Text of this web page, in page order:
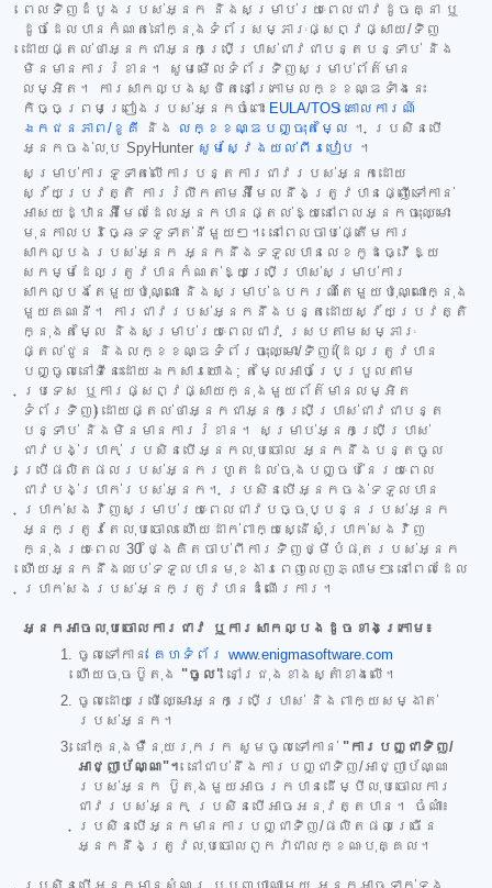
ពេលទិញដំបូងរបស់អ្នក និងសម្រាប់រយៈពេលជាវដូចគ្នា ឬ
ដូចដែលបានកំណត់នៅក្នុងទំព័រសម្ភារៈផ្សព្វផ្សាយ/ទិញ
ដោយផ្តល់ថាអ្នកជាអ្នកប្រើប្រាស់ជាវជាបន្តបន្ទាប់ និង
មិនមានការរំខាន។ សូមមើលទំព័រទិញសម្រាប់ព័ត៌មាន
លម្អិត។ ការសាកល្បងស្ថិតនៅក្រោមលក្ខខណ្ឌទាំងនេះ
កិច្ចព្រមព្រៀងរបស់អ្នកចំពោះ EULA/TOS គោលការណ៍
ឯកជនភាព/ខូគី
និង លក្ខខណ្ឌបញ្ចុះតម្លៃ ។ ប្រសិនបើ
អ្នកចង់លុប SpyHunter សូមស្វែងយល់ពីរបៀប ។
សម្រាប់ការទូទាត់លើការបន្តការជាវរបស់អ្នកដោយ
ស្វ័យប្រវត្តិ ការរំលឹកតាមអ៊ីមែលនឹងត្រូវបានផ្ញើទៅកាន់
អាសយដ្ឋានអ៊ីមែលដែលអ្នកបានផ្តល់ឱ្យនៅពេលអ្នកចុះឈ្មោះ
មុនកាលបរិច្ឆេទទូទាត់នីមួយៗ។ នៅពេលចាប់ផ្តើមការ
សាកល្បងរបស់អ្នក អ្នកនឹងទទួលបានលេខកូដធ្វើឱ្យ
សកម្មដែលត្រូវបានកំណត់ឱ្យប្រើប្រាស់សម្រាប់ការ
សាកល្បងតែមួយប៉ុណ្ណោះ និងសម្រាប់ឧបករណ៍តែមួយប៉ុណ្ណោះក្នុង
មួយគណនី។ ការជាវរបស់អ្នកនឹងបន្តដោយស្វ័យប្រវត្តិ
ក្នុងតម្លៃ និងសម្រាប់រយៈពេលជាវ ស្របតាមសម្ភារៈ
ផ្តល់ជូន និងលក្ខខណ្ឌទំព័រចុះឈ្មោះ/ទិញ (ដែលត្រូវបាន
បញ្ចូលនៅទីនេះដោយឯកសារយោង; តម្លៃអាចប្រែប្រួលតាម
ប្រទេស ឬការផ្សព្វផ្សាយក្នុងមួយព័ត៌មានលម្អិត
ទំព័រទិញ) ដោយផ្តល់ថាអ្នកជាអ្នកប្រើប្រាស់ជាវជាបន្ត
បន្ទាប់ និងមិនមានការរំខាន។ សម្រាប់អ្នកប្រើប្រាស់
ជាវបង់ប្រាក់ ប្រសិនបើអ្នកលុបចោល អ្នកនឹងបន្តចូល
ប្រើផលិតផលរបស់អ្នករហូតដល់ចុងបញ្ចប់នៃរយៈពេល
ជាវបង់ប្រាក់របស់អ្នក។ ប្រសិនបើអ្នកចង់ទទួលបាន
ប្រាក់សងវិញសម្រាប់រយៈពេលជាវបច្ចុប្បន្នរបស់អ្នក
អ្នកត្រូវតែលុបចោល ហើយដាក់ពាក្យស្នើសុំប្រាក់សងវិញ
ក្នុងរយៈពេល 30 ថ្ងៃគិតចាប់ពីការទិញថ្មីបំផុតរបស់អ្នក
ហើយអ្នកនឹងឈប់ទទួលបានមុខងារពេញលេញភ្លាមៗ នៅពេលដែល
ប្រាក់សងរបស់អ្នកត្រូវបានដំណើរការ។
អ្នកអាចលុបចោលការជាវ ឬការសាកល្បងដូចខាងក្រោម៖
ចូលទៅកាន់ គេហទំព័រ www.enigmasoftware.com
ហើយចុចប៊ូតុង "ចូល" នៅជ្រុងខាងស្តាំខាងលើ។
ចូលដោយប្រើឈ្មោះអ្នកប្រើប្រាស់ និងពាក្យសម្ងាត់
របស់អ្នក។
នៅក្នុងម៉ឺនុយរុករក សូមចូលទៅកាន់ "ការបញ្ជាទិញ/
អាជ្ញាប័ណ្ណ"។ នៅជាប់នឹងការបញ្ជាទិញ/អាជ្ញាប័ណ្ណ
របស់អ្នក ប៊ូតុងមួយអាចរកបានដើម្បីលុបចោលការ
ជាវរបស់អ្នក ប្រសិនបើអាចអនុវត្តបាន។ ចំណាំ៖
ប្រសិនបើអ្នកមានការបញ្ជាទិញ/ផលិតផលច្រើន
អ្នកនឹងត្រូវលុបចោលពួកវាជាលក្ខណៈបុគ្គល។